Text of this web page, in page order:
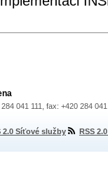
041 111, fax: +420 284
2.0 Síťové služby RSS